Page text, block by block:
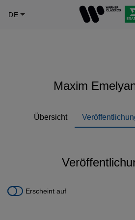
Maxim
Übersicht
Erscheint auf